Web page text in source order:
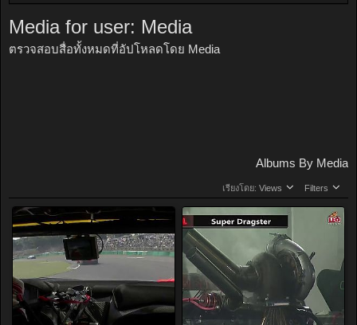
Media for user: Media
ตรวจสอบสื่อทั้งหมดที่อัปโหลดโดย Media
Albums By Media
เรียงโดย: Views Filters